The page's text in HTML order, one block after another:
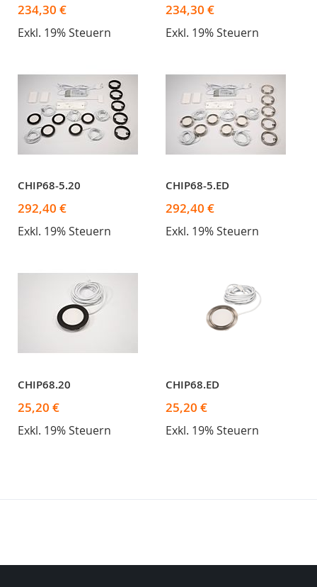
234,30 €
Exkl. 19% Steuern
234,30 €
Exkl. 19% Steuern
CHIP68-5.20
292,40 €
Exkl. 19% Steuern
CHIP68-5.ED
292,40 €
Exkl. 19% Steuern
CHIP68.20
25,20 €
Exkl. 19% Steuern
CHIP68.ED
25,20 €
Exkl. 19% Steuern